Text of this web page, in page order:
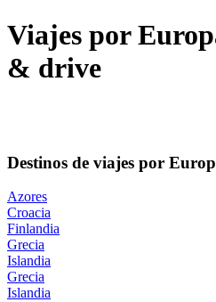
Viajes por
& drive
Destinos de viajes por
Azores
Croacia
Finlandia
Grecia
Islandia
Grecia
Islandia